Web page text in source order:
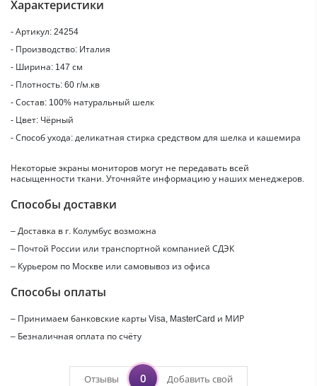
Характеристики
- Артикул: 24254
- Производство: Италия
- Ширина: 147 см
- Плотность: 60 г/м.кв
- Состав: 100% натуральный шелк
- Цвет: Чёрный
- Способ ухода: деликатная стирка средством для шелка и кашемира
Некоторые экраны мониторов могут не передавать всей
насыщенности ткани. Уточняйте информацию у наших менеджеров.
Способы доставки
– Доставка в г. Колумбус возможна
– Почтой России или транспортной компанией СДЭК
– Курьером по Москве или самовывоз из офиса
Способы оплаты
– Принимаем банковские карты Visa, MasterCard и МИР
– Безналичная оплата по счёту
Отзывы 0 Добавить свой